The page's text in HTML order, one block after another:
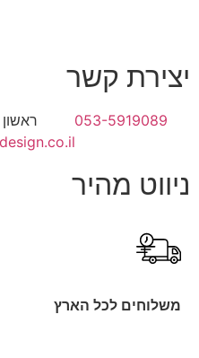
ניווט מהיר
משלוחים לכל הארץ
יצירת קשר
053-5919089 ראשון